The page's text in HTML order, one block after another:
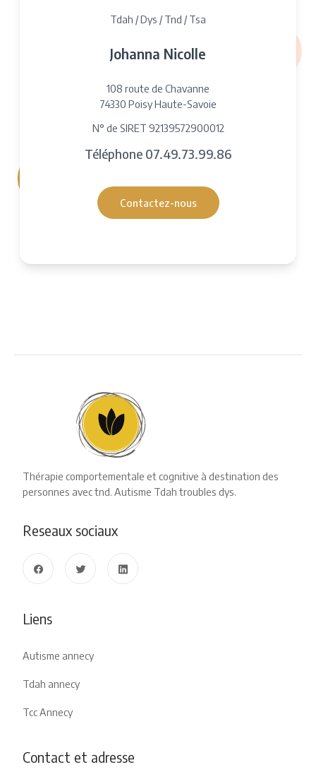
Tdah / Dys / Tnd / Tsa
Johanna Nicolle
108 route de Chavanne
74330 Poisy Haute-Savoie
N° de SIRET 92139572900012
Téléphone 07.49.73.99.86
Contactez-nous
Thérapie comportementale et cognitive à destination des
personnes avec tnd. Autisme Tdah troubles dys.
Reseaux sociaux
Liens
Autisme annecy
Tdah annecy
Tcc Annecy
Contact et adresse